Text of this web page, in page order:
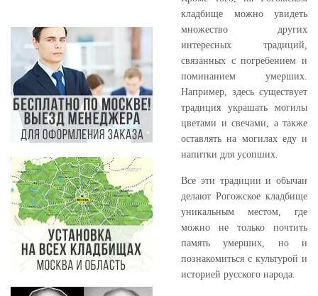
кладбище можно увидеть
множество других
интересных традиций,
связанных с погребением и
поминанием умерших.
Например, здесь существует
традиция украшать могилы
цветами и свечами, а также
оставлять на могилах еду и
напитки для усопших.
Все эти традиции и обычаи
делают Рогожское кладбище
уникальным местом, где
можно не только почтить
память умерших, но и
познакомиться с культурой и
историей русского народа.